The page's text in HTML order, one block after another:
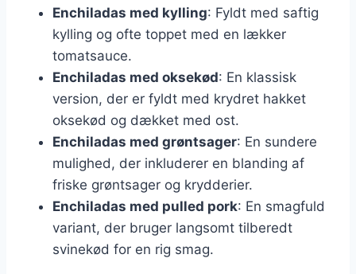
Enchiladas med kylling: Fyldt med saftig
kylling og ofte toppet med en lækker
tomatsauce.
Enchiladas med oksekød: En klassisk
version, der er fyldt med krydret hakket
oksekød og dækket med ost.
Enchiladas med grøntsager: En sundere
mulighed, der inkluderer en blanding af
friske grøntsager og krydderier.
Enchiladas med pulled pork: En smagfuld
variant, der bruger langsomt tilberedt
svinekød for en rig smag.